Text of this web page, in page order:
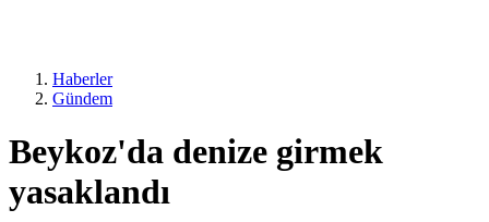
Haberler
Gündem
Beykoz'da denize girmek
yasaklandı